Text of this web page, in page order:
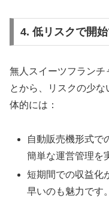
4. 低リスクで開
無人スイーツフランチ
とから、リスクの少
体的には：
自動販売機形式で
簡単な運営管理を
短期間での収益化
早いのも魅力です。